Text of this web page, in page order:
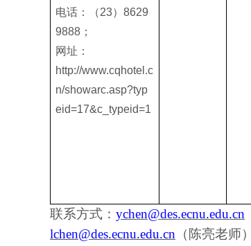
电话：（23）8629
9888；
网址：
http://www.cqhotel.c
n/showarc.asp?typ
eid=17&c_typeid=1
联系方式： ychen@des.ecnu.edu.cn
lchen@des.ecnu.edu.cn （陈亮老师）